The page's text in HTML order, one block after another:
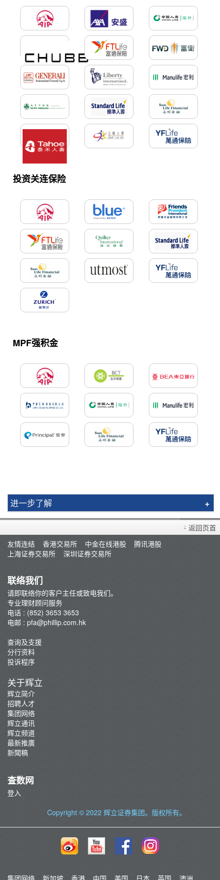
投资关连保险
MPF强积金
进一步了解
辉立理财
旅游保险
最新优惠
返回页首
友情连结
香港交易所 中金在线港股
腾讯港股
上海证券交易所
深圳证券交易所
联络我们
请即联络你的客户主任或致电我们。
专业理财顾问服务
电话 : (852) 3653 3653
电邮 : pfa@phillip.com.hk
查询及支援
分行资料
投诉程序
关于辉立
辉立简介
招聘人才
集团网络
辉立通讯
辉立频道
最新推廣
新聞稿
查数网
登入
Copyright © 2022 辉立证券集团。版权所有。